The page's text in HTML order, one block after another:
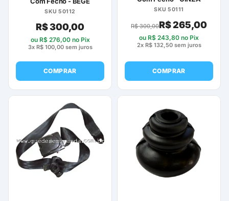
SKU 50112
R$300,00
ou R$276,00no Pix
3x R$100,00sem juros
COMPRAR
SKU 50111
R$300,00R$265,00
ou R$ 243,80 no Pix
2x R$132,50sem juros
COMPRAR